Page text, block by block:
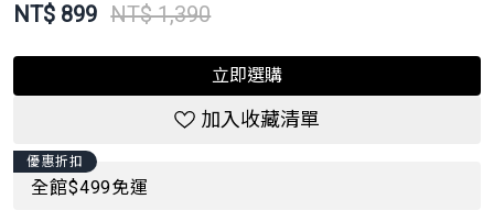
NT$ 899 NT$ 1,390
立即選購
加入收藏清單
優惠折扣
全館$499免運